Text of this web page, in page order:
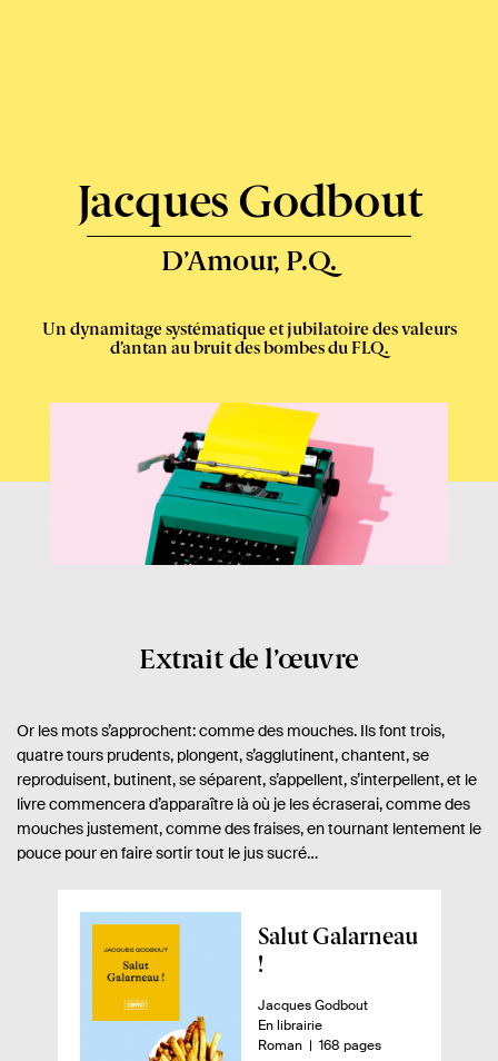
Jacques Godbout-
D’Amour, P.Q.
Un dynamitage systématique et jubilatoire des valeurs
d’antan au bruit des bombes du FLQ.
Extrait de l’œuvre
Or les mots s’approchent: comme des mouches. Ils font trois,
quatre tours prudents, plongent, s’agglutinent, chantent, se
reproduisent, butinent, se séparent, s’appellent, s’interpellent, et le
livre commencera d’apparaître là où je les écraserai, comme des
mouches justement, comme des fraises, en tournant lentement le
pouce pour en faire sortir tout le jus sucré…
A
p
r
ç
Salut Galarneau
!
A
u
t
Jacques Godbout
D
i
En librairie
n
Roman- 168 pages